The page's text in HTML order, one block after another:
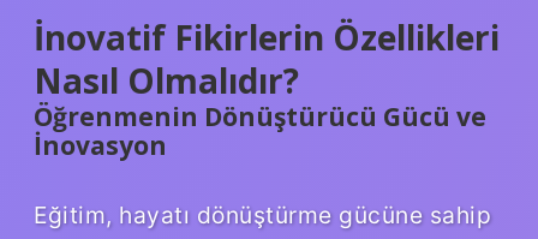
İnovatif Fikirlerin Özellikleri
Nasıl Olmalıdır?
Öğrenmenin Dönüştürücü Gücü ve
İnovasyon
Eğitim, hayatı dönüştürme gücüne sahip